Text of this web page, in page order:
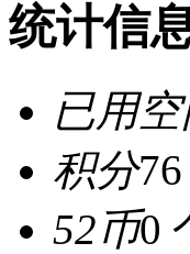
统计信
已用
积分76
52币0